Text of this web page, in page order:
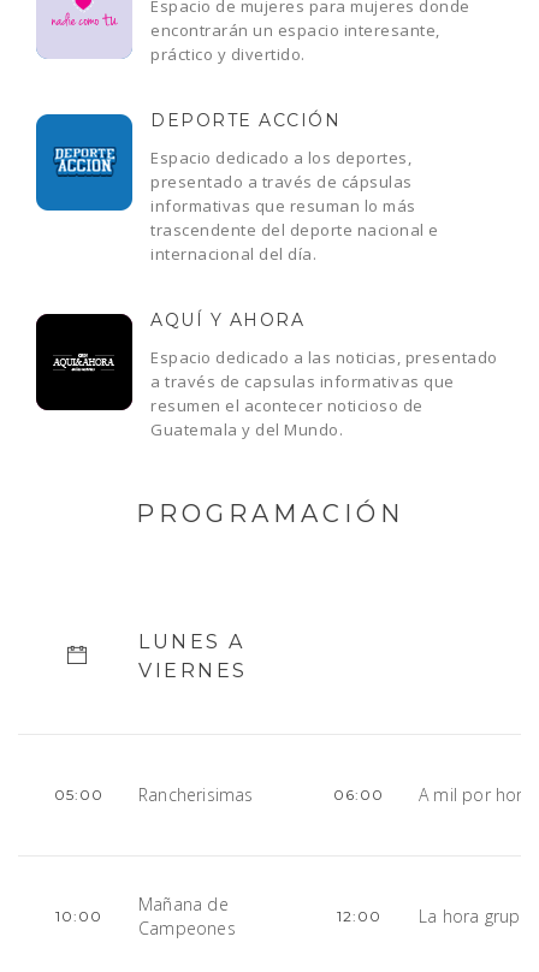
Espacio de mujeres para mujeres donde
encontrarán un espacio interesante,
práctico y divertido.
DEPORTE ACCIÓN
Espacio dedicado a los deportes,
presentado a través de cápsulas
informativas que resuman lo más
trascendente del deporte nacional e
internacional del día.
AQUÍ Y AHORA
Espacio dedicado a las noticias, presentado
a través de capsulas informativas que
resumen el acontecer noticioso de
Guatemala y del Mundo.
PROGRAMACIÓN
LUNES A
VIERNES
05:00 Rancherisimas 06:00 A mil por hora
10:00
Mañana de
Campeones
12:00 La hora